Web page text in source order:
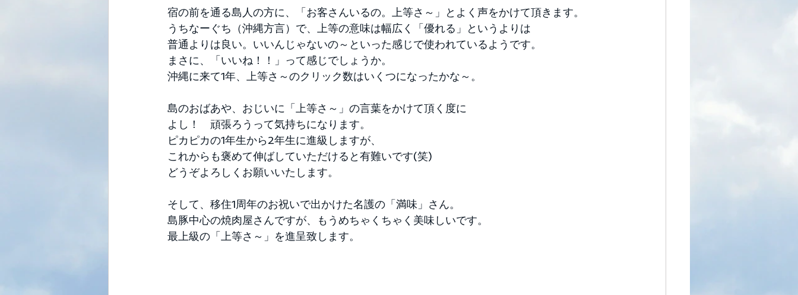
宿の前を通る島人の方に、「お客さんいるの。上等さ～」とよく声をかけて頂きます。
うちなーぐち（沖縄方言）で、上等の意味は幅広く「優れる」というよりは
普通よりは良い。いいんじゃないの～といった感じで使われているようです。
まさに、「いいね！！」って感じでしょうか。
沖縄に来て1年、上等さ～のクリック数はいくつになったかな～。
島のおばあや、おじいに「上等さ～」の言葉をかけて頂く度に
よし！　頑張ろうって気持ちになります。
ピカピカの1年生から2年生に進級しますが、
これからも褒めて伸ばしていただけると有難いです(笑)
どうぞよろしくお願いいたします。
そして、移住1周年のお祝いで出かけた名護の「満味」さん。
島豚中心の焼肉屋さんですが、もうめちゃくちゃく美味しいです。
最上級の「上等さ～」を進呈致します。